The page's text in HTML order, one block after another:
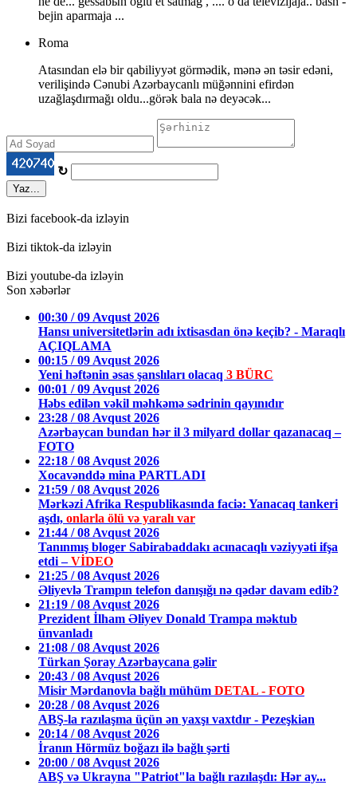
bejin aparmaja ...
Roma
Atasından elə bir qabiliyyət görmədik, mənə ən təsir edəni,
verilişində Cənubi Azərbaycanlı müğənnini efirdən
uzağlaşdırmağı oldu...görək bala nə deyəcək...
↻
Yaz...
Bizi facebook-da izləyin
Bizi tiktok-da izləyin
Bizi youtube-da izləyin
Son xəbərlər
00:30 / 09 Avqust 2026
Hansı universitetlərin adı ixtisasdan önə keçib? - Maraqlı
AÇIQLAMA
00:15 / 09 Avqust 2026
Yeni həftənin əsas şanslıları olacaq 3 BÜRC
00:01 / 09 Avqust 2026
Həbs edilən vəkil məhkəmə sədrinin qayınıdır
23:28 / 08 Avqust 2026
Azərbaycan bundan hər il 3 milyard dollar qazanacaq –
FOTO
22:18 / 08 Avqust 2026
Xocavənddə mina PARTLADI
21:59 / 08 Avqust 2026
Mərkəzi Afrika Respublikasında faciə: Yanacaq tankeri
aşdı, onlarla ölü və yaralı var
21:44 / 08 Avqust 2026
Tanınmış bloger Sabirabaddakı acınacaqlı vəziyyəti ifşa
etdi –VİDEO
21:25 / 08 Avqust 2026
Əliyevlə Trampın telefon danışığı nə qədər davam edib?
21:19 / 08 Avqust 2026
Prezident İlham Əliyev Donald Trampa məktub
ünvanladı
21:08 / 08 Avqust 2026
Türkan Şoray Azərbaycana gəlir
20:43 / 08 Avqust 2026
Misir Mərdanovla bağlı mühüm DETAL - FOTO
20:28 / 08 Avqust 2026
ABŞ-la razılaşma üçün ən yaxşı vaxtdır - Pezeşkian
20:14 / 08 Avqust 2026
İranın Hörmüz boğazı ilə bağlı şərti
20:00 / 08 Avqust 2026
ABŞ və Ukrayna "Patriot"la bağlı razılaşdı: Hər ay...